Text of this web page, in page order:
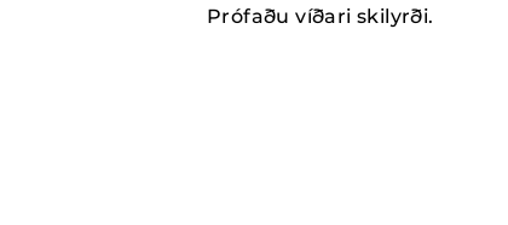
Prófaðu víðari skilyrði.